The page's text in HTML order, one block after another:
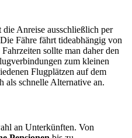
die Anreise ausschließlich per
Fähre fährt tideabhängig von
sollte man daher den
zum kleinen
Flugplätzen auf dem
als schnelle Alternative an.
an Unterkünften. Von